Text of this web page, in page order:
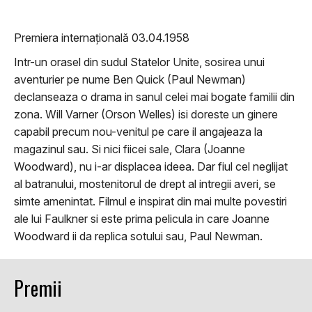
Premiera internațională 03.04.1958
Intr-un orasel din sudul Statelor Unite, sosirea unui
aventurier pe nume Ben Quick (Paul Newman)
declanseaza o drama in sanul celei mai bogate familii din
zona. Will Varner (Orson Welles) isi doreste un ginere
capabil precum nou-venitul pe care il angajeaza la
magazinul sau. Si nici fiicei sale, Clara (Joanne
Woodward), nu i-ar displacea ideea. Dar fiul cel neglijat
al batranului, mostenitorul de drept al intregii averi, se
simte amenintat. Filmul e inspirat din mai multe povestiri
ale lui Faulkner si este prima pelicula in care Joanne
Woodward ii da replica sotului sau, Paul Newman.
Premii